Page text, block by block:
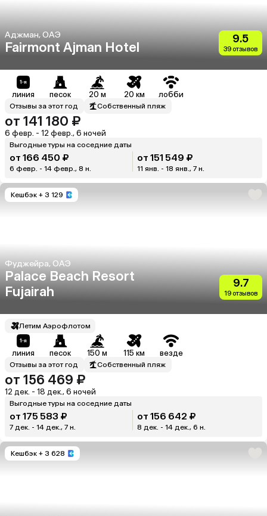
Аджман, ОАЭ
Fairmont Ajman Hotel
9.5
39 отзывов
линия песок 20 м 20 км лобби
Отзывы за этот год Собственный пляж
от 141 180 ₽
6 февр. - 12 февр., 6 ночей
Выгодные туры на соседние даты
от 166 450 ₽
6 февр. - 14 февр., 8 н.
от 151 549 ₽
11 янв. - 18 янв., 7 н.
Кешбэк + 3 129
Фуджейра, ОАЭ
Palace Beach Resort
Fujairah
9.7
19 отзывов
Летим Аэрофлотом
линия песок 150 м 115 км везде
Отзывы за этот год Собственный пляж
от 156 469 ₽
12 дек. - 18 дек., 6 ночей
Выгодные туры на соседние даты
от 175 583 ₽
7 дек. - 14 дек., 7 н.
от 156 642 ₽
8 дек. - 14 дек., 6 н.
Кешбэк + 3 628